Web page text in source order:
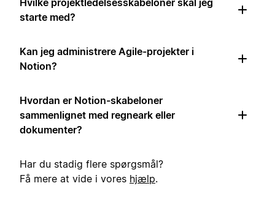
starte med?
Kan jeg administrere Agile-projekter i
Notion?
Hvordan er Notion-skabeloner
sammenlignet med regneark eller
dokumenter?
Har du stadig flere spørgsmål?
Få mere at vide i vores hjælp.